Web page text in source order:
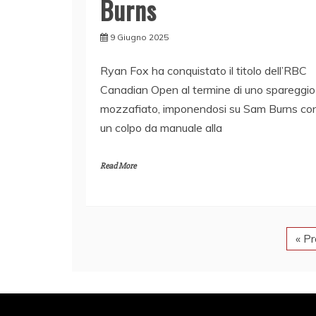
Burns
9 Giugno 2025
Ryan Fox ha conquistato il titolo dell’RBC
Canadian Open al termine di uno spareggio
mozzafiato, imponendosi su Sam Burns
un colpo da manuale alla
Read More
«